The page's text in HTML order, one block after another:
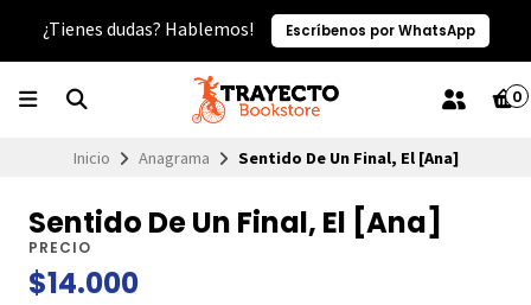
¿Tienes dudas? Hablemos! Escríbenos por WhatsApp
0
Inicio Anagrama Sentido De Un Final, El [Ana]
Sentido De Un Final, El [Ana]
PRECIO
$14.000